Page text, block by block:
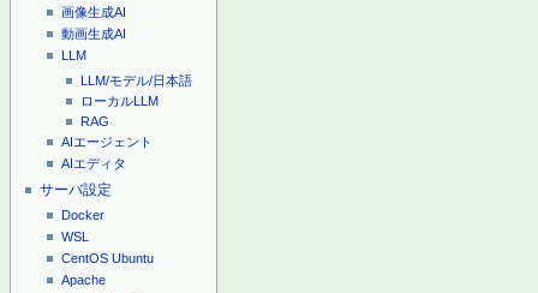
画像生成AI
動画生成AI
LLM
LLM/モデル/日本語
ローカルLLM
RAG
AIエージェント
AIエディタ
サーバ設定
Docker
WSL
CentOS Ubuntu
Apache